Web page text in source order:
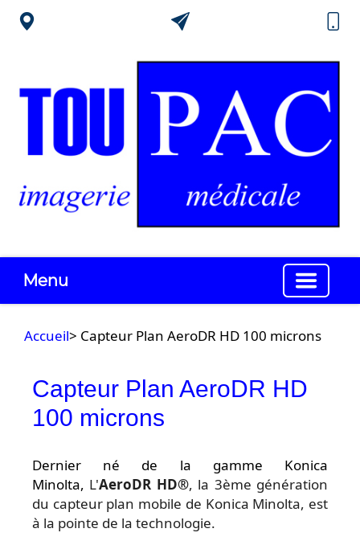
Menu
Accueil> Capteur Plan AeroDR HD 100 microns
Capteur Plan AeroDR HD
100 microns
Dernier né de la gamme Konica
Minolta, L'AeroDR HD®, la 3ème génération
du capteur plan mobile de Konica Minolta, est
à la pointe de la technologie.